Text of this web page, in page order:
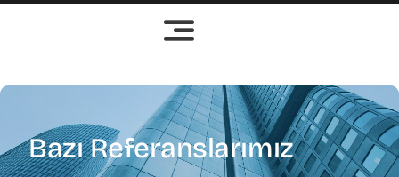
Bazı Referanslarımız